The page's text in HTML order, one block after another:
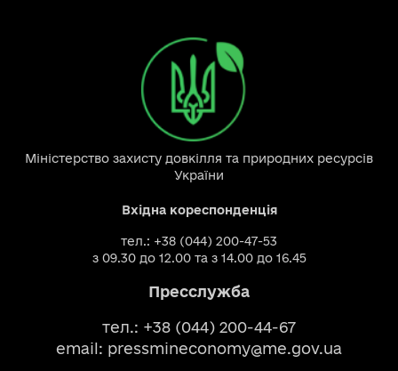
Міністерство захисту довкілля та природних ресурсів
України
Вхідна кореспонденція
тел.: +38 (044) 200-47-53
з 09.30 до 12.00 та з 14.00 до 16.45
Пресслужба
тел.: +38 (044) 200-44-67
email: pressmineconomy@me.gov.ua